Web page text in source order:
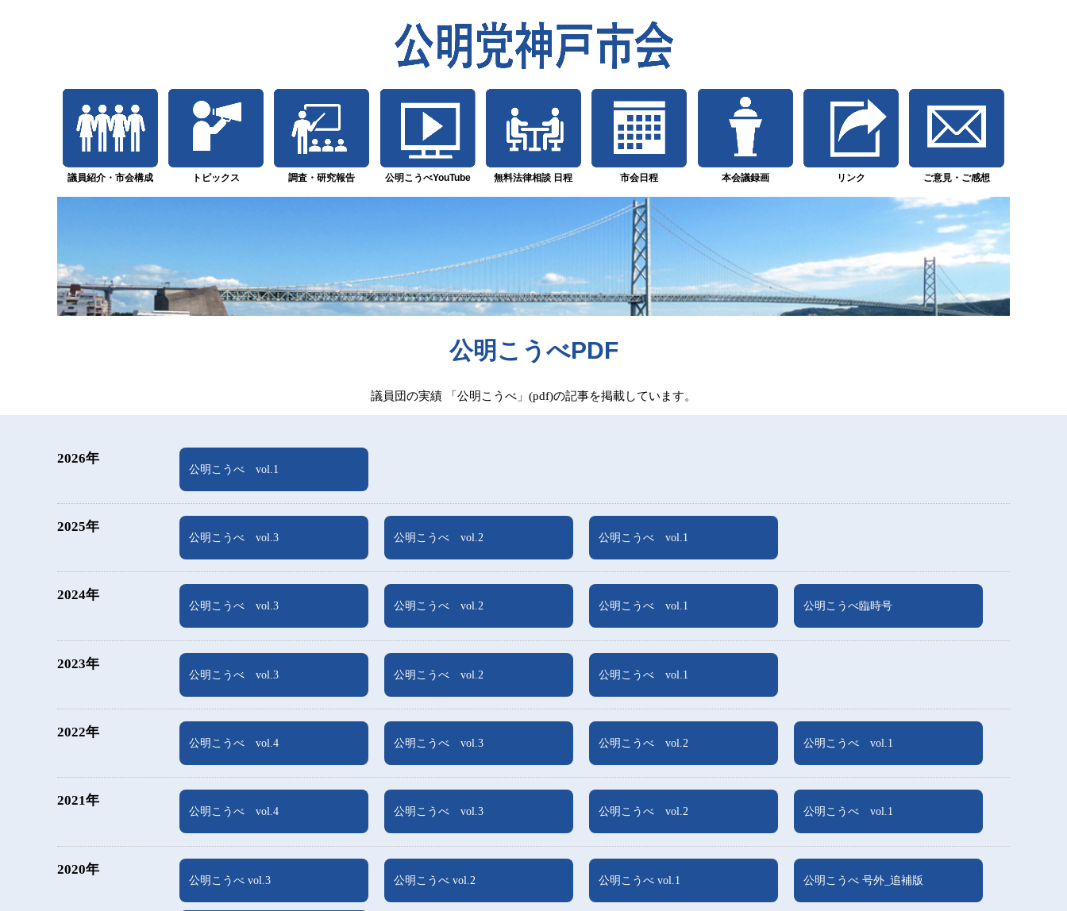
議員紹介・ 市会構成 トピックス 調査・研究報告 公明こうべYouTube 無料法律相談 日程 市会日程 本会議録画 リンク ご意見・ご感想
公明こうべPDF
議員団の実績 「公明こうべ」(pdf)の記事を掲載しています。
2026年
公明こうべ vol.1
2025年
公明こうべ vol.3 公明こうべ vol.2 公明こうべ vol.1
2024年
公明こうべ vol.3 公明こうべ vol.2 公明こうべ vol.1 公明こうべ臨時号
2023年
公明こうべ vol.3 公明こうべ vol.2 公明こうべ vol.1
2022年
公明こうべ vol.4 公明こうべ vol.3 公明こうべ vol.2 公明こうべ vol.1
2021年
公明こうべ vol.4 公明こうべ vol.3 公明こうべ vol.2 公明こうべ vol.1
2020年
公明こうべ vol.3 公明こうべ vol.2 公明こうべ vol.1 公明こうべ 号外_追補版